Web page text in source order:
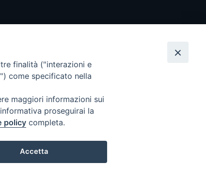
finalità ("interazioni e
come specificato nella
maggiori informazioni sui
proseguirai la
policy completa.
Accetta